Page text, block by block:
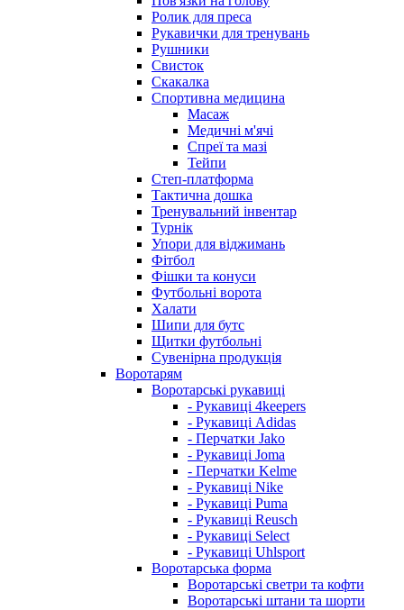
Ролик для преса
Рукавички для тренувань
Рушники
Свисток
Скакалка
Спортивна медицина
Масаж
Медичні м'ячі
Спреї та мазі
Тейпи
Степ-платформа
Тактична дошка
Тренувальний інвентар
Турнік
Упори для віджимань
Фітбол
Фішки та конуси
Футбольні ворота
Халати
Шипи для бутс
Щитки футбольні
Сувенірна продукція
Воротарям
Воротарські рукавиці
- Рукавиці 4keepers
- Рукавиці Adidas
- Перчатки Jako
- Рукавиці Joma
- Перчатки Kelme
- Рукавиці Nike
- Рукавиці Puma
- Рукавиці Reusch
- Рукавиці Select
- Рукавиці Uhlsport
Воротарська форма
Воротарські светри та кофти
Воротарські штани та шорти